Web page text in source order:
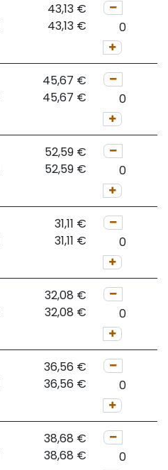
43,13 €
43,13 €
45,67 €
45,67 €
52,59 €
52,59 €
31,11 €
31,11 €
32,08 €
32,08 €
36,56 €
36,56 €
38,68 €
38,68 €